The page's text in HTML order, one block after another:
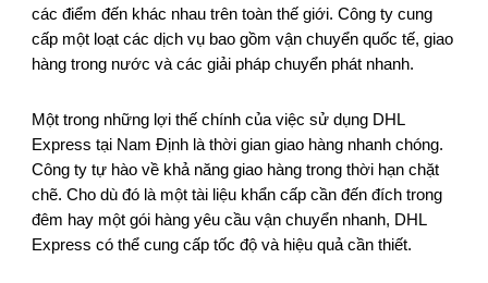
các điểm đến khác nhau trên toàn thế giới. Công ty cung
cấp một loạt các dịch vụ bao gồm vận chuyển quốc tế, giao
hàng trong nước và các giải pháp chuyển phát nhanh.
Một trong những lợi thế chính của việc sử dụng DHL
Express tại Nam Định là thời gian giao hàng nhanh chóng.
Công ty tự hào về khả năng giao hàng trong thời hạn chặt
chẽ. Cho dù đó là một tài liệu khẩn cấp cần đến đích trong
đêm hay một gói hàng yêu cầu vận chuyển nhanh, DHL
Express có thể cung cấp tốc độ và hiệu quả cần thiết.